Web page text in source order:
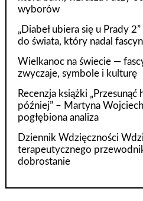
wyborów
„Diabeł ubiera się u Prady
do świata, który nadal
Wielkanoc na świecie —
zwyczaje, symbole i kulturę
Recenzja książki
później” – Martyna
pogłębiona analiza
Dziennik Wdzięczności
terapeutycznego
dobrostanie